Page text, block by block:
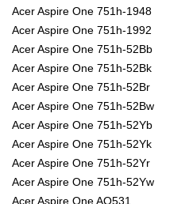
Acer Aspire One 751h-1948
Acer Aspire One 751h-1992
Acer Aspire One 751h-52Bb
Acer Aspire One 751h-52Bk
Acer Aspire One 751h-52Br
Acer Aspire One 751h-52Bw
Acer Aspire One 751h-52Yb
Acer Aspire One 751h-52Yk
Acer Aspire One 751h-52Yr
Acer Aspire One 751h-52Yw
Acer Aspire One AO531